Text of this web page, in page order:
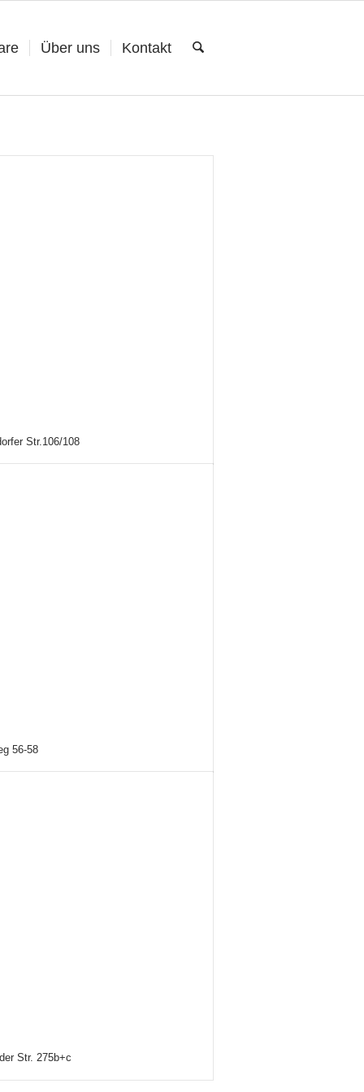
Über uns Kontakt
Str.106/108
56-58
Str. 275b+c